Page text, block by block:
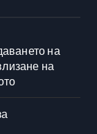
на
на